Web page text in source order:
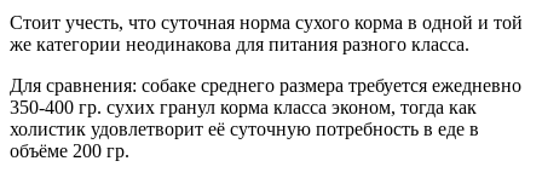
Стоит учесть, что суточная норма сухого корма в одной и той
же категории неодинакова для питания разного класса.
Для сравнения: собаке среднего размера требуется ежедневно
350-400 гр. сухих гранул корма класса эконом, тогда как
холистик удовлетворит её суточную потребность в еде в
объёме 200 гр.